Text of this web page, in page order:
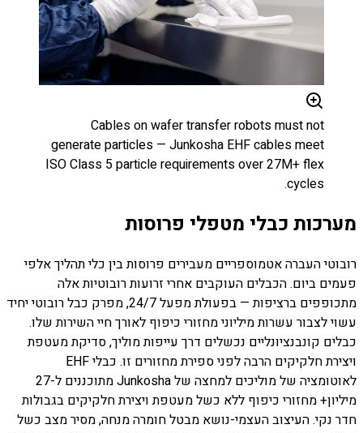
Cables on wafer transfer robots must not
generate particles — Junkosha EHF cables meet
ISO Class 5 particle requirements over 27M+ flex
cycles.
מערכות כבלי מטפלי פרוסות
רובוטי העברה אטמוספריים מעבירים פרוסות בין כלי תהליך אלפי
פעמים ביום. הכבלים העוקבים אחרי זרועות רובוטיות אלה
מתכופפים ברציפות — בפעולת מפעל 24/7, מפרק כבל רובוטי יחיד
עשוי לצבור עשרות מיליוני מחזורי כיפוף לאורך חיי השירות שלו.
כבלים קונבנציונליים נכשלים דרך עייפות מוליך, סדיקת מעטפת
ויצירת חלקיקים הרבה לפני ספירת מחזורים זו. כבלי EHF
לאוטומציה של מוליכים למחצה של Junkosha מתוכננים ל-27
מיליון+ מחזורי כיפוף ללא כשל מעטפת ויצירת חלקיקים בגבולות
חדר נקי. העיצוב העצמי-נושא מבטל חומרה מנחה, מסיר מצב כשל